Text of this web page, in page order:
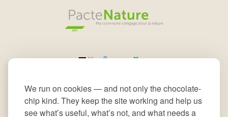
We run on cookies — and not only the chocolate-
chip kind. They keep the site working and help us
see what’s useful, what’s not, and what needs a